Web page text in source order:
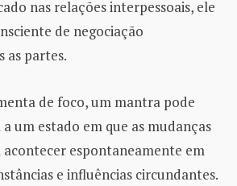
nas relações interpessoais, ele
de negociação
as partes.
de foco, um mantra pode
um estado em que as mudanças
espontaneamente em
e influências circundantes.